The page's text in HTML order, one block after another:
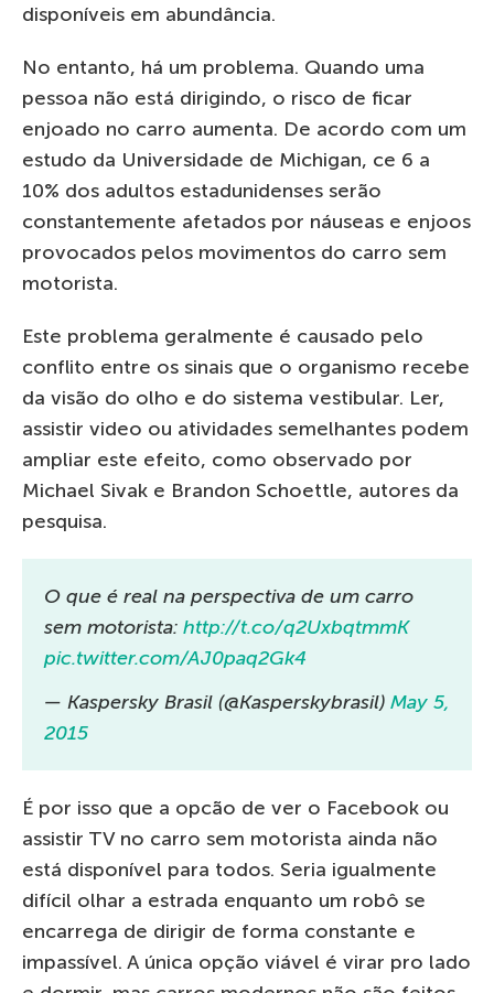
disponíveis em abundância.
No entanto, há um problema. Quando uma
pessoa não está dirigindo, o risco de ficar
enjoado no carro aumenta. De acordo com um
estudo da Universidade de Michigan, ce 6 a
10% dos adultos estadunidenses serão
constantemente afetados por náuseas e enjoos
provocados pelos movimentos do carro sem
motorista.
Este problema geralmente é causado pelo
conflito entre os sinais que o organismo recebe
da visão do olho e do sistema vestibular. Ler,
assistir video ou atividades semelhantes podem
ampliar este efeito, como observado por
Michael Sivak e Brandon Schoettle, autores da
pesquisa.
O que é real na perspectiva de um carro
sem motorista: http://t.co/q2UxbqtmmK
pic.twitter.com/AJ0paq2Gk4
— Kaspersky Brasil (@Kasperskybrasil) May 5,
2015
É por isso que a opcão de ver o Facebook ou
assistir TV no carro sem motorista ainda não
está disponível para todos. Seria igualmente
difícil olhar a estrada enquanto um robô se
encarrega de dirigir de forma constante e
impassível. A única opção viável é virar pro lado